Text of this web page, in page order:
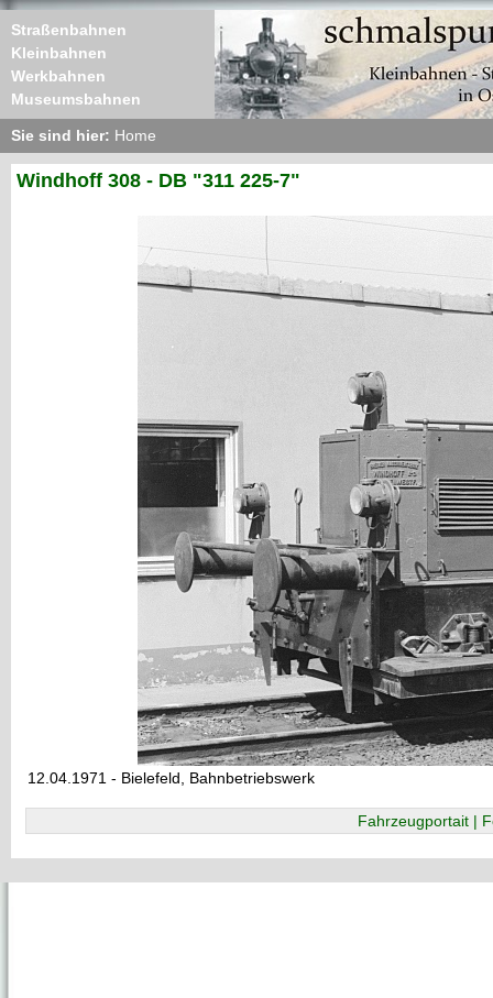
Straßenbahnen
Kleinbahnen
Werkbahnen
Museumsbahnen
Sie sind hier: Home
Windhoff 308 - DB "311 225-7"
12.04.1971 - Bielefeld, Bahnbetriebswerk
Fahrzeugportait |